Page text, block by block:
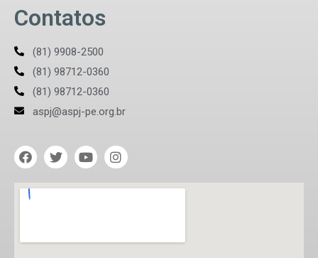
Contatos
(81) 9908-2500
(81) 98712-0360
(81) 98712-0360
aspj@aspj-pe.org.br